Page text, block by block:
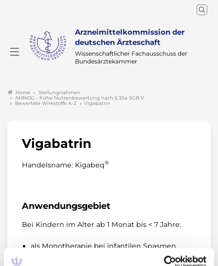
Arzneimittelkommission der
deutschen Ärzteschaft
Wissenschaftlicher Fachausschuss der
Bundesärztekammer
Home
Stellungnahmen
AMNOG - frühe Nutzenbewertung nach § 35a SGB V
Bewertete Wirkstoffe A-Z
Vigabatrin
Vigabatrin
Handelsname: Kigabeq®
Anwendungsgebiet
Bei Kindern im Alter ab 1 Monat bis < 7 Jahre:
als Monotherapie bei infantilen Spasmen